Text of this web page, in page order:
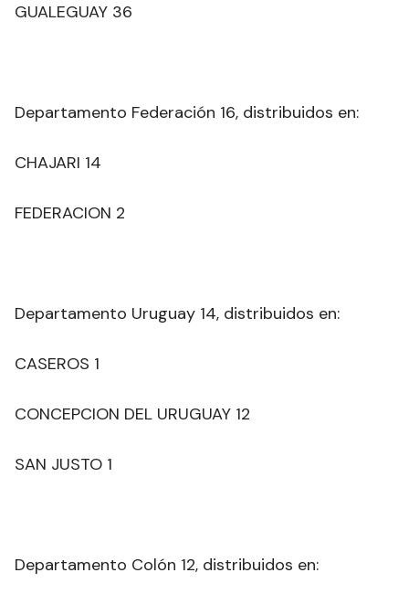
GUALEGUAY 36
Departamento Federación 16, distribuidos en:
CHAJARI 14
FEDERACION 2
Departamento Uruguay 14, distribuidos en:
CASEROS 1
CONCEPCION DEL URUGUAY 12
SAN JUSTO 1
Departamento Colón 12, distribuidos en: